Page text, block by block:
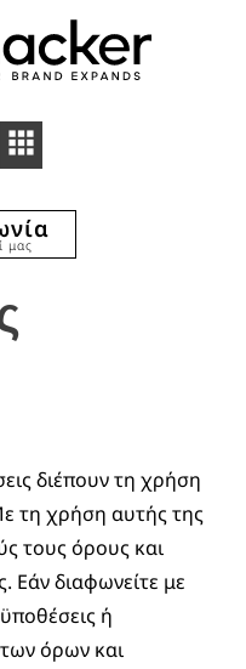
μας
διέπουν τη χρήση
τη χρήση αυτής της
τους όρους και
Εάν διαφωνείτε με
ή
όρων και